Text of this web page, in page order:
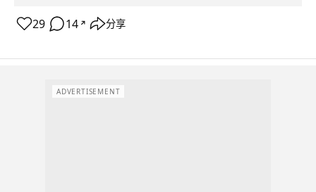
29 14 ↗ 分享
ADVERTISEMENT